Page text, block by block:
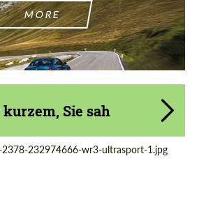
MORE
Sie sah